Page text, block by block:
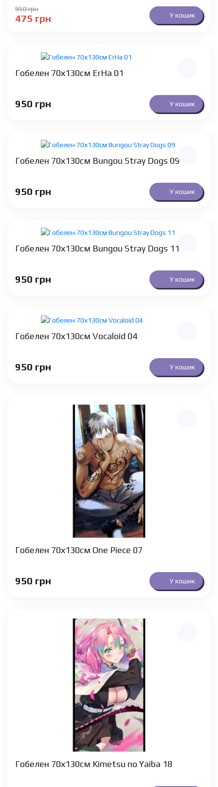
950грн
475 грн У кошик
Гобелен 70х130см ErHa 01
950 грн У кошик
Гобелен 70х130см Bungou Stray Dogs 09
950 грн У кошик
Гобелен 70х130см Bungou Stray Dogs 11
950 грн У кошик
Гобелен 70х130см Vocaloid 04
950 грн У кошик
Гобелен 70х130см One Piece 07
950 грн У кошик
Гобелен 70х130см Kimetsu no Yaiba 18